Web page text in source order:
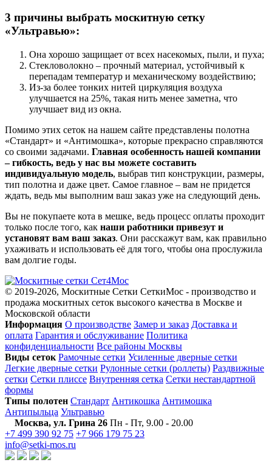
3 причины выбрать москитную сетку
«Ультравью»:
Она хорошо защищает от всех насекомых, пыли, и пуха;
Стекловолокно – прочный материал, устойчивый к
перепадам температур и механическому воздействию;
Из-за более тонких нитей циркуляция воздуха
улучшается на 25%, такая нить менее заметна, что
улучшает вид из окна.
Помимо этих сеток на нашем сайте представлены полотна
«Стандарт» и «Антимошка», которые прекрасно справляются
со своими задачами. Главная особенность нашей компании
– гибкость, ведь у нас вы можете составить
индивидуальную модель, выбрав тип конструкции, размеры,
тип полотна и даже цвет. Самое главное – вам не придется
ждать, ведь мы выполним ваш заказ уже на следующий день.
Вы не покупаете кота в мешке, ведь процесс оплаты проходит
только после того, как наши работники привезут и
установят вам ваш заказ. Они расскажут вам, как правильно
ухаживать и использовать её для того, чтобы она прослужила
вам долгие годы.
© 2019-2026, Москитные Сетки СеткиМос - производство и
продажа москитных сеток высокого качества в Москве и
Московской области
Информация О производстве Замер и заказ Доставка и
оплата Гарантия и обслуживание Политика
конфиденциальности Все районы Москвы
Виды сеток Рамочные сетки Усиленные дверные сетки
Легкие дверные сетки Рулонные сетки (роллеты) Раздвижные
сетки Сетки плиссе Внутренняя сетка Сетки нестандартной
формы
Типы полотен Стандарт Антикошка Антимошка
Антипыльца Ультравью
Москва, ул. Грина 26 Пн - Пт, 9.00 - 20.00
+7 499 390 92 75 +7 966 179 75 23
info@setki-mos.ru